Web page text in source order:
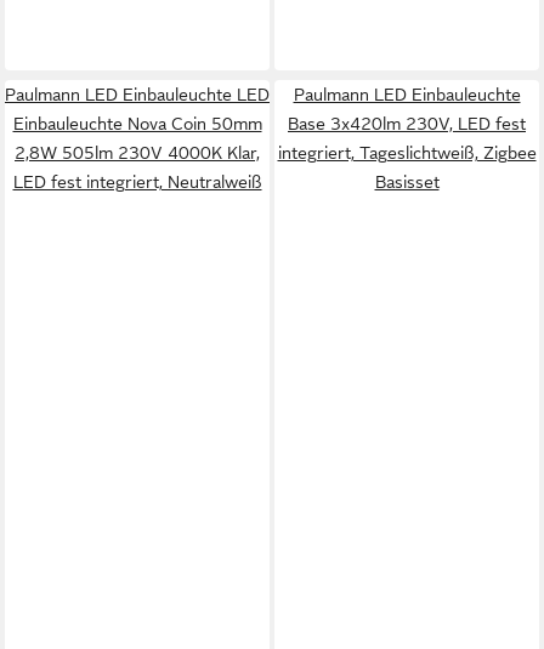
Paulmann LED Einbauleuchte LED
Einbauleuchte Nova Coin 50mm
2,8W 505lm 230V 4000K Klar,
LED fest integriert, Neutralweiß
Paulmann LED Einbauleuchte
Base 3x420lm 230V, LED fest
integriert, Tageslichtweiß, Zigbee
Basisset